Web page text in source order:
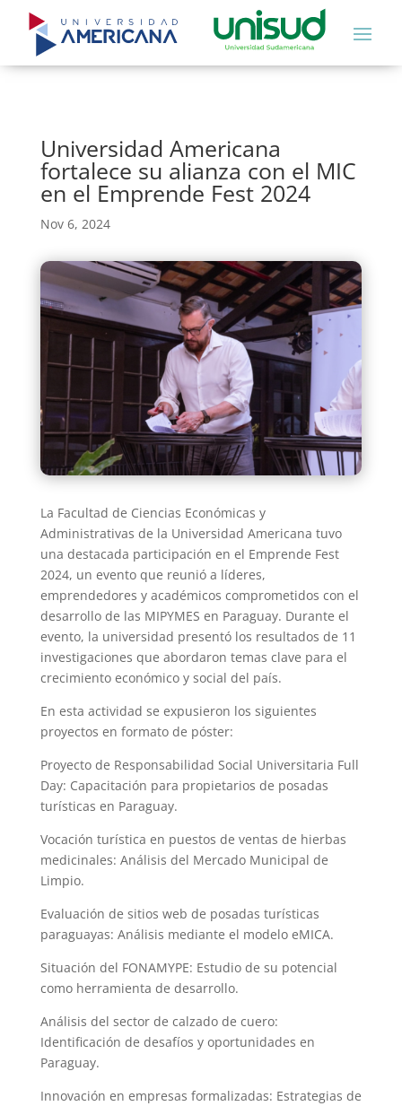
Universidad Americana
fortalece su alianza con el MIC
en el Emprende Fest 2024
Nov 6, 2024
La Facultad de Ciencias Económicas y
Administrativas de la Universidad Americana tuvo
una destacada participación en el Emprende Fest
2024, un evento que reunió a líderes,
emprendedores y académicos comprometidos con el
desarrollo de las MIPYMES en Paraguay. Durante el
evento, la universidad presentó los resultados de 11
investigaciones que abordaron temas clave para el
crecimiento económico y social del país.
En esta actividad se expusieron los siguientes
proyectos en formato de póster:
Proyecto de Responsabilidad Social Universitaria Full
Day: Capacitación para propietarios de posadas
turísticas en Paraguay.
Vocación turística en puestos de ventas de hierbas
medicinales: Análisis del Mercado Municipal de
Limpio.
Evaluación de sitios web de posadas turísticas
paraguayas: Análisis mediante el modelo eMICA.
Situación del FONAMYPE: Estudio de su potencial
como herramienta de desarrollo.
Análisis del sector de calzado de cuero:
Identificación de desafíos y oportunidades en
Paraguay.
Innovación en empresas formalizadas: Estrategias de